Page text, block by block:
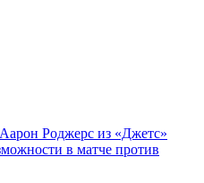
Аарон Роджерс из «Джетс»
в матче против